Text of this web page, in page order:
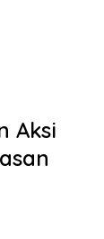
Aksi